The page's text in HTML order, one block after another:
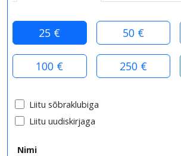
25 € 50 €
100 € 250 €
Liitu sõbraklubiga
Liitu uudiskirjaga
Nimi